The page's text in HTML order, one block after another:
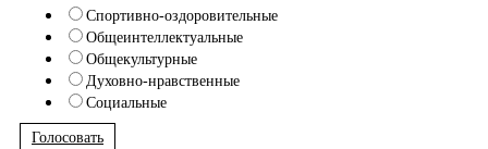
Спортивно-оздоровительные
Общеинтеллектуальные
Общекультурные
Духовно-нравственные
Социальные
Голосовать